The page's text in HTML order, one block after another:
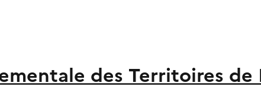
des Territoires de